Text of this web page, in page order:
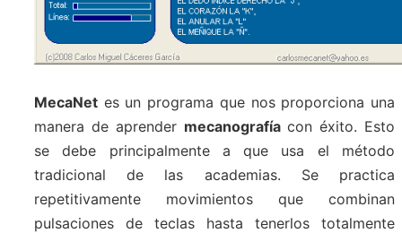
MecaNet es un programa que nos proporciona una
manera de aprender mecanografíacon éxito. Esto
se debe principalmente a que usa el método
tradicional de las academias. Se practica
repetitivamente movimientos que combinan
pulsaciones de teclas hasta tenerlos totalmente